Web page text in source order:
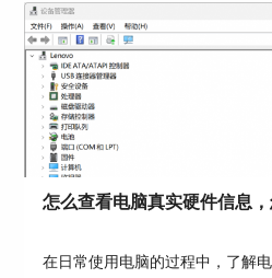
如上述选择网段从
么就会尝试连接这个网段中
怎么查看电脑真实硬件信息
在日常使用电脑的过程中，了解